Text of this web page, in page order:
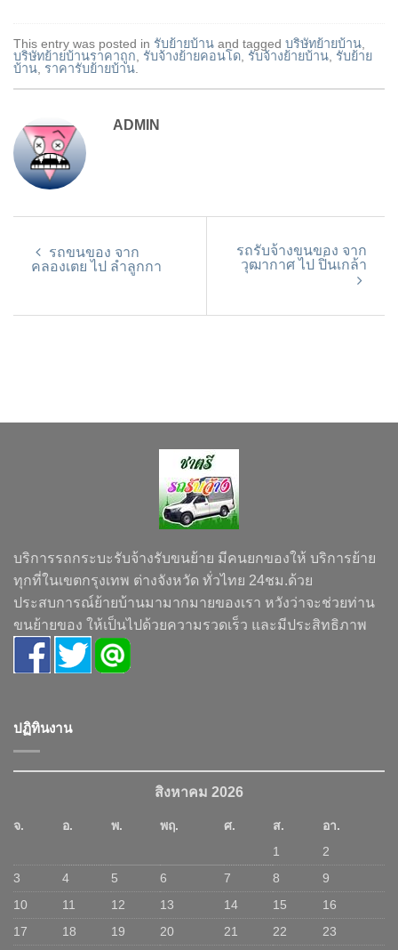
This entry was posted in รับย้ายบ้าน and tagged บริษัทย้ายบ้าน,
บริษัทย้ายบ้านราคาถูก, รับจ้างย้ายคอนโด, รับจ้างย้ายบ้าน, รับย้าย
บ้าน, ราคารับย้ายบ้าน.
ADMIN
รถขนของ จาก
คลองเตย ไป ลำลูกกา
รถรับจ้างขนของ จาก
วุฒากาศ ไป ปิ่นเกล้า
บริการรถกระบะรับจ้างรับขนย้าย มีคนยกของให้ บริการย้าย
ทุกที่ในเขตกรุงเทพ ต่างจังหวัด ทั่วไทย 24ชม.ด้วย
ประสบการณ์ย้ายบ้านมามากมายของเรา หวังว่าจะช่วยท่าน
ขนย้ายของ ให้เป็นไปด้วยความรวดเร็ว และมีประสิทธิภาพ
ปฏิทินงาน
สิงหาคม 2026
จ. อ. พ. พฤ. ศ. ส.
อา.
1
2
3
4 5 6 7 8
9
10
11 12 13 14 15
16
17
18 19 20 21 22
23